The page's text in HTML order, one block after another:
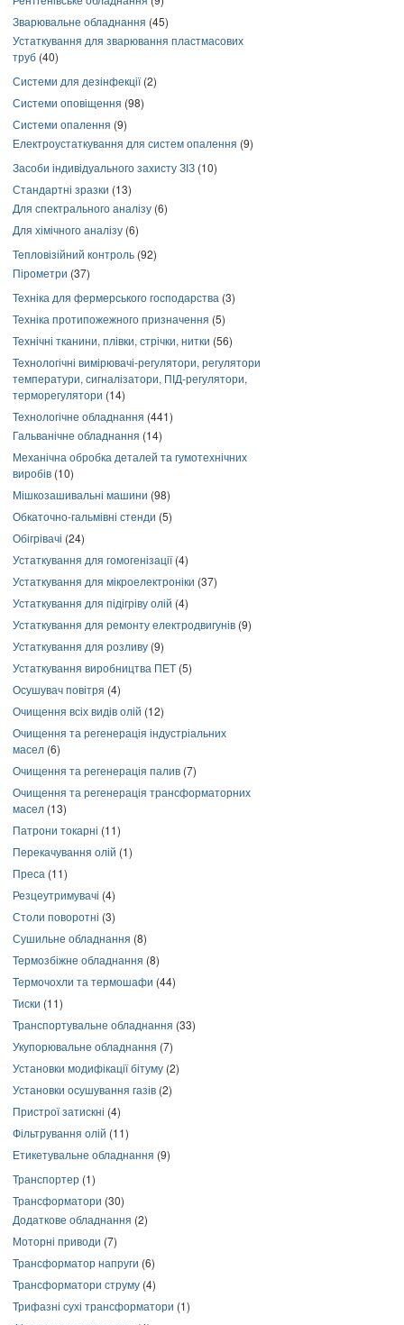
Зварювальне обладнання (45)
Устаткування для зварювання пластмасових
труб (40)
Системи для дезінфекції(2)
Системи оповіщення (98)
Системи опалення (9)
Електроустаткування для систем опалення (9)
Засоби індивідуального захисту ЗІЗ (10)
Стандартні зразки (13)
Для спектрального аналізу (6)
Для хімічного аналізу (6)
Тепловізійний контроль (92)
Пірометри (37)
Техніка для фермерського господарства (3)
Техніка протипожежного призначення (5)
Технічні тканини, плівки, стрічки, нитки (56)
Технологічні вимірювачі-регулятори, регулятори
температури, сигналізатори, ПІД-регулятори,
терморегулятори (14)
Технологічне обладнання (441)
Гальванічне обладнання (14)
Механічна обробка деталей та гумотехнічних
виробів (10)
Мішкозашивальні машини (98)
Обкаточно-гальмівні стенди (5)
Обігрівачі (24)
Устаткування для гомогенізації(4)
Устаткування для мікроелектроніки (37)
Устаткування для підігріву олій (4)
Устаткування для ремонту електродвигунів (9)
Устаткування для розливу (9)
Устаткування виробництва ПЕТ (5)
Осушувач повітря (4)
Очищення всіх видів олій (12)
Очищення та регенерація індустріальних
масел (6)
Очищення та регенерація палив (7)
Очищення та регенерація трансформаторних
масел (13)
Патрони токарні (11)
Перекачування олій (1)
Преса (11)
Резцеутримувачі (4)
Столи поворотні (3)
Сушильне обладнання (8)
Термозбіжне обладнання (8)
Термочохли та термошафи (44)
Тиски (11)
Транспортувальне обладнання (33)
Укупорювальне обладнання (7)
Установки модифікації бітуму (2)
Установки осушування газів (2)
Пристрої затискні (4)
Фільтрування олій (11)
Етикетувальне обладнання (9)
Транспортер (1)
Трансформатори (30)
Додаткове обладнання (2)
Моторні приводи (7)
Трансформатор напруги (6)
Трансформатори струму (4)
Трифазні сухі трансформатори (1)